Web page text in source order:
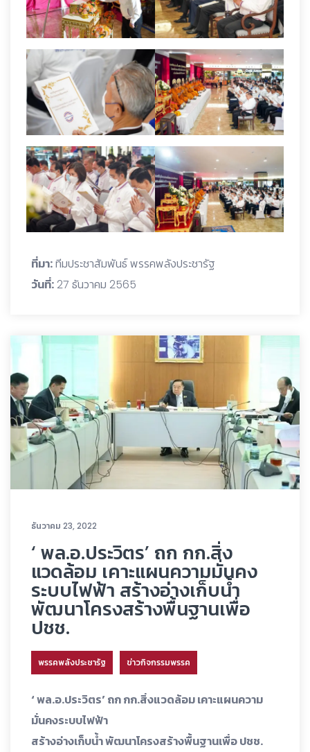
ที่มา:ทีมประชาสัมพันธ์ พรรคพลังประชารัฐ
วันที่: 27 ธันวาคม 2565
ธันวาคม 23, 2022
‘ พล.อ.ประวิตร’ ถก กก.สิ่ง
แวดล้อม เคาะแผนความมั่นคง
ระบบไฟฟ้า สร้างอ่างเก็บน้ำ
พัฒนาโครงสร้างพื้นฐานเพื่อ
ปชช.
พรรคพลังประชารัฐ ข่าวกิจกรรมพรรค
‘ พล.อ.ประวิตร’ ถก กก.สิ่งแวดล้อม เคาะแผนความ
มั่นคงระบบไฟฟ้า
สร้างอ่างเก็บน้ำ พัฒนาโครงสร้างพื้นฐานเพื่อ ปชช.